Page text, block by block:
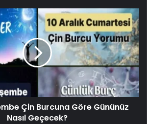
Çin Burcuna Göre Gününüz
Nasıl Geçecek?